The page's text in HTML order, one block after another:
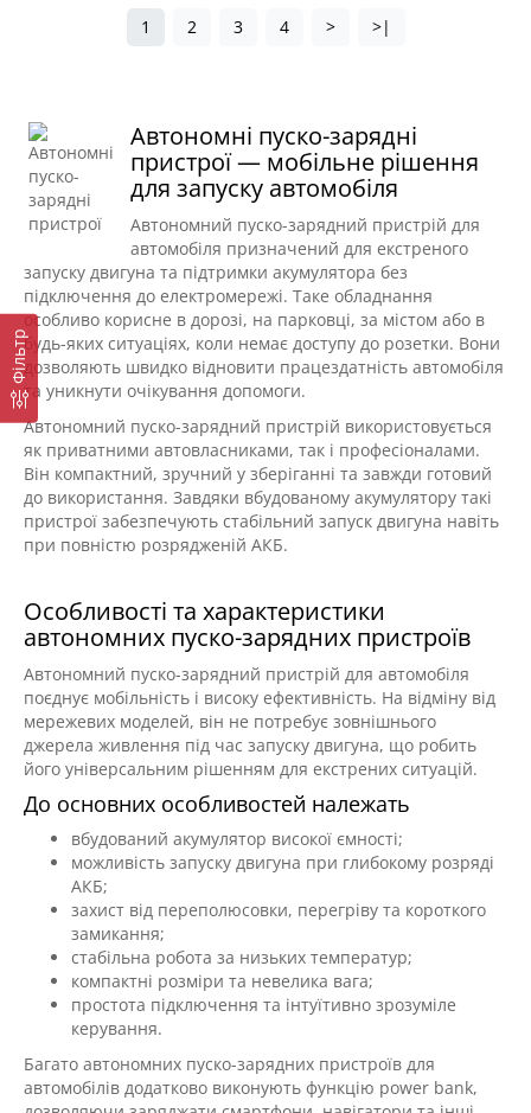
Фільтр
1 2 3 4 > >|
Автономні пуско-зарядні
пристрої — мобільне рішення
для запуску автомобіля
Автономний пуско-зарядний пристрій для
автомобіля призначений для екстреного
запуску двигуна та підтримки акумулятора без
підключення до електромережі. Таке обладнання
особливо корисне в дорозі, на парковці, за містом або в
будь-яких ситуаціях, коли немає доступу до розетки. Вони
дозволяють швидко відновити працездатність автомобіля
та уникнути очікування допомоги.
Автономний пуско-зарядний пристрій використовується
як приватними автовласниками, так і професіоналами.
Він компактний, зручний у зберіганні та завжди готовий
до використання. Завдяки вбудованому акумулятору такі
пристрої забезпечують стабільний запуск двигуна навіть
при повністю розрядженій АКБ.
Особливості та характеристики
автономних пуско-зарядних пристроїв
Автономний пуско-зарядний пристрій для автомобіля
поєднує мобільність і високу ефективність. На відміну від
мережевих моделей, він не потребує зовнішнього
джерела живлення під час запуску двигуна, що робить
його універсальним рішенням для екстрених ситуацій.
До основних особливостей належать
вбудований акумулятор високої ємності;
можливість запуску двигуна при глибокому розряді
АКБ;
захист від переполюсовки, перегріву та короткого
замикання;
стабільна робота за низьких температур;
компактні розміри та невелика вага;
простота підключення та інтуїтивно зрозуміле
керування.
Багато автономних пуско-зарядних пристроїв для
автомобілів додатково виконують функцію power bank,